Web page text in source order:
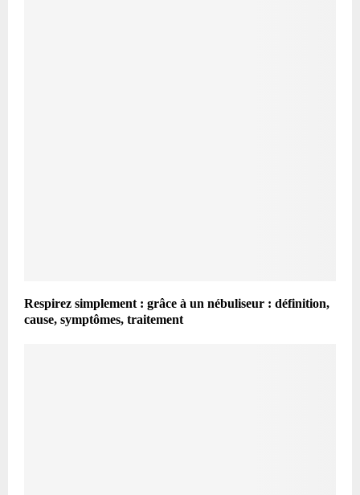
Respirez simplement : grâce à un nébuliseur : définition,
cause, symptômes, traitement